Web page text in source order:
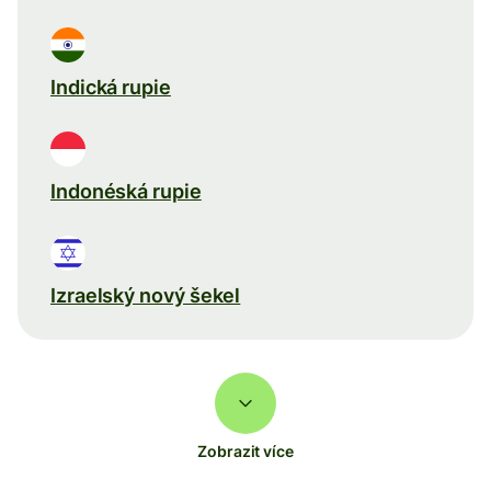
Indická rupie
Indonéská rupie
Izraelský nový šekel
Zobrazit více